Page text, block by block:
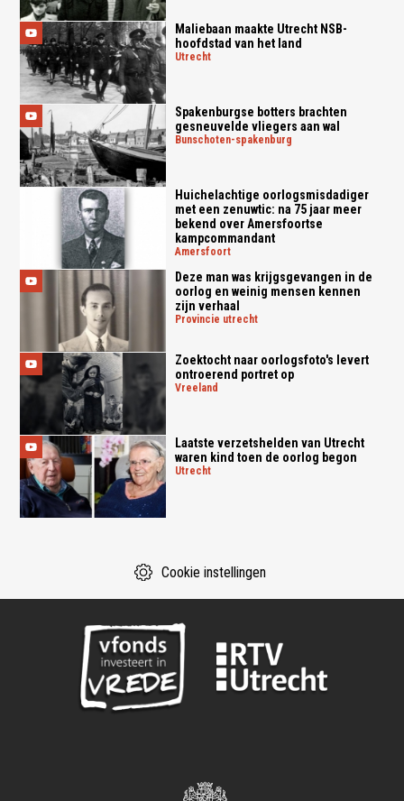
Maliebaan maakte Utrecht NSB-
hoofdstad van het land
utrecht
Spakenburgse botters brachten
gesneuvelde vliegers aan wal
bunschoten-spakenburg
Huichelachtige oorlogsmisdadiger
met een zenuwtic: na 75 jaar meer
bekend over Amersfoortse
kampcommandant
amersfoort
Deze man was krijgsgevangen in de
oorlog en weinig mensen kennen
zijn verhaal
provincie utrecht
Zoektocht naar oorlogsfoto's levert
ontroerend portret op
vreeland
Laatste verzetshelden van Utrecht
waren kind toen de oorlog begon
utrecht
Cookie instellingen